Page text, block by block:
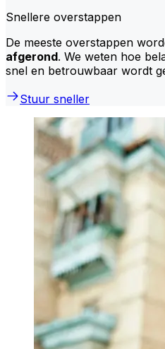
Snellere overstappen
De meeste overstappen
afgerond. We weten hoe
snel en betrouwbaar wordt
Stuur sneller